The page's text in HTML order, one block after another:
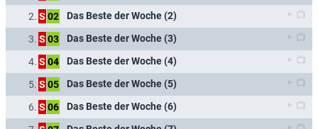
2. S 02 Das Beste der Woche (2)
3. S 03 Das Beste der Woche (3)
4. S 04 Das Beste der Woche (4)
5. S 05 Das Beste der Woche (5)
6. S 06 Das Beste der Woche (6)